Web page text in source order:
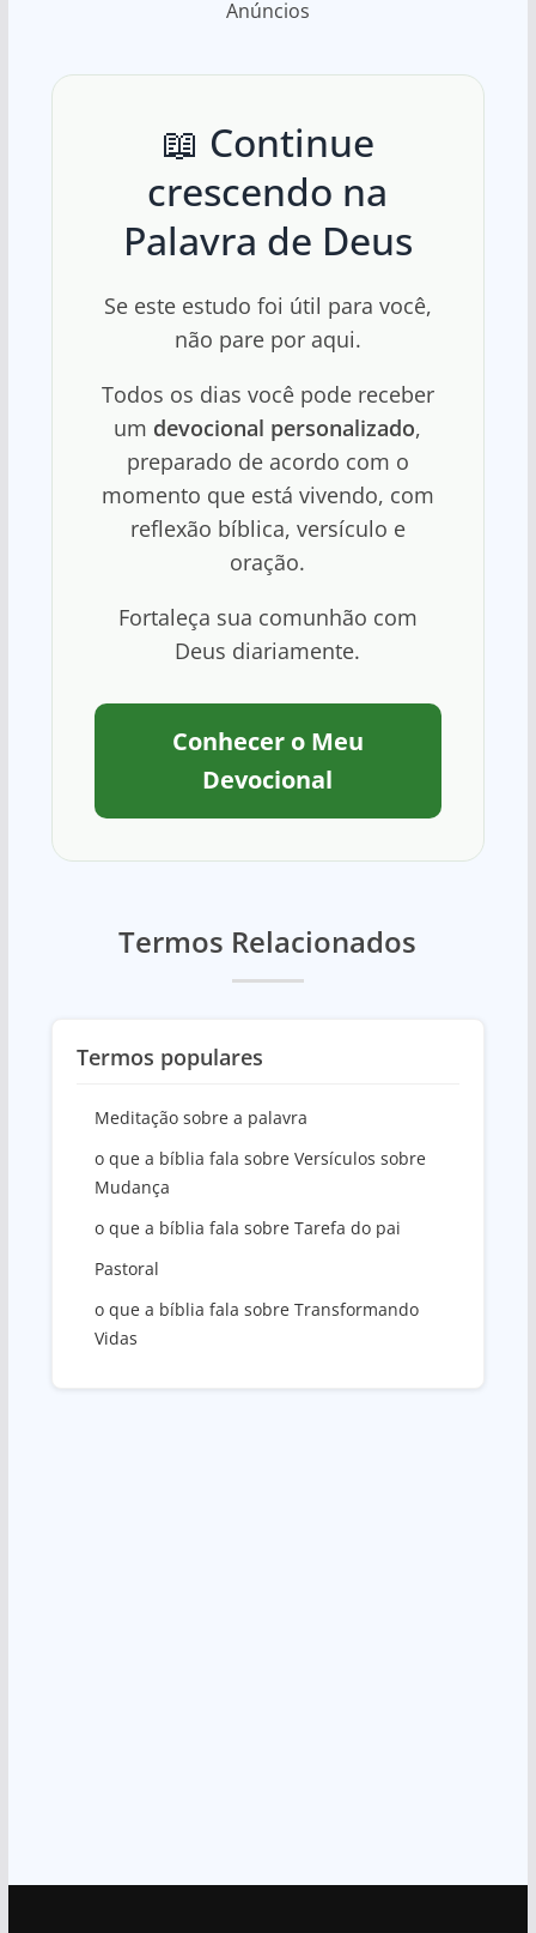
Anúncios
📖 Continue
crescendo na
Palavra de Deus
Se este estudo foi útil para você,
não pare por aqui.
Todos os dias você pode receber
um devocional personalizado,
preparado de acordo com o
momento que está vivendo, com
reflexão bíblica, versículo e
oração.
Fortaleça sua comunhão com
Deus diariamente.
Conhecer o Meu
Devocional
Termos Relacionados
Termos populares
Meditação sobre a palavra
o que a bíblia fala sobre Versículos sobre
Mudança
o que a bíblia fala sobre Tarefa do pai
Pastoral
o que a bíblia fala sobre Transformando
Vidas